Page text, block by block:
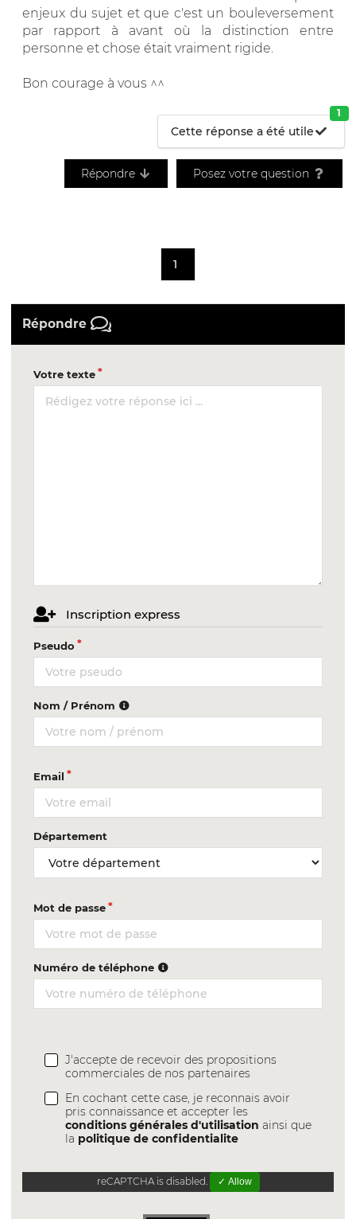
enjeux du sujet et que c'est un bouleversement
par rapport à avant où la distinction entre
personne et chose était vraiment rigide.
Bon courage à vous ^^
Cette réponse a été utile
1
Répondre Posez votre question
1
Répondre
Votre texte
Inscription express
Pseudo
Nom / Prénom
Email
Département
Mot de passe
Numéro de téléphone
J'accepte de recevoir des propositions
commerciales de nos partenaires
En cochant cette case, je reconnais avoir
pris connaissance et accepter les
conditions générales d'utilisation ainsi que
la politique de confidentialite
reCAPTCHA is disabled. ✓ Allow